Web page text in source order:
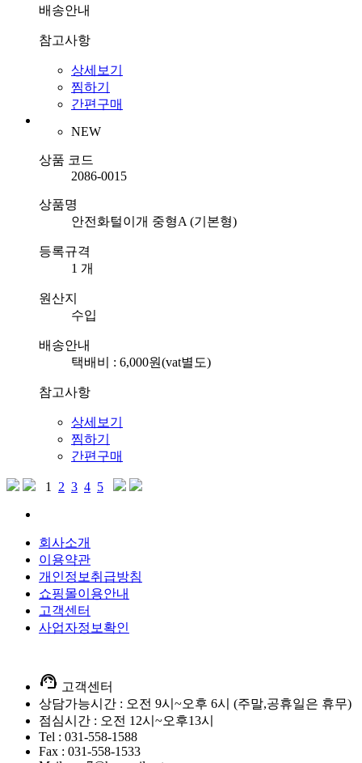
배송안내
참고사항
상세보기
찜하기
간편구매
NEW
상품 코드
2086-0015
상품명
안전화털이개 중형A (기본형)
등록규격
1 개
원산지
수입
배송안내
택배비 : 6,000원(vat별도)
참고사항
상세보기
찜하기
간편구매
1 2 3 4 5
회사소개
이용약관
개인정보취급방침
쇼핑몰이용안내
고객센터
사업자정보확인
support_agent 고객센터
상담가능시간 : 오전 9시~오후 6시 (주말,공휴일은 휴무)
점심시간 : 오전 12시~오후13시
Tel : 031-558-1588
Fax : 031-558-1533